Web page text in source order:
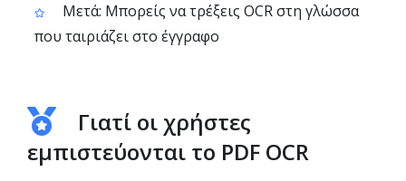
Μετά: Μπορείς να τρέξεις OCR στη γλώσσα
που ταιριάζει στο έγγραφο
Γιατί οι χρήστες
εμπιστεύονται το PDF OCR